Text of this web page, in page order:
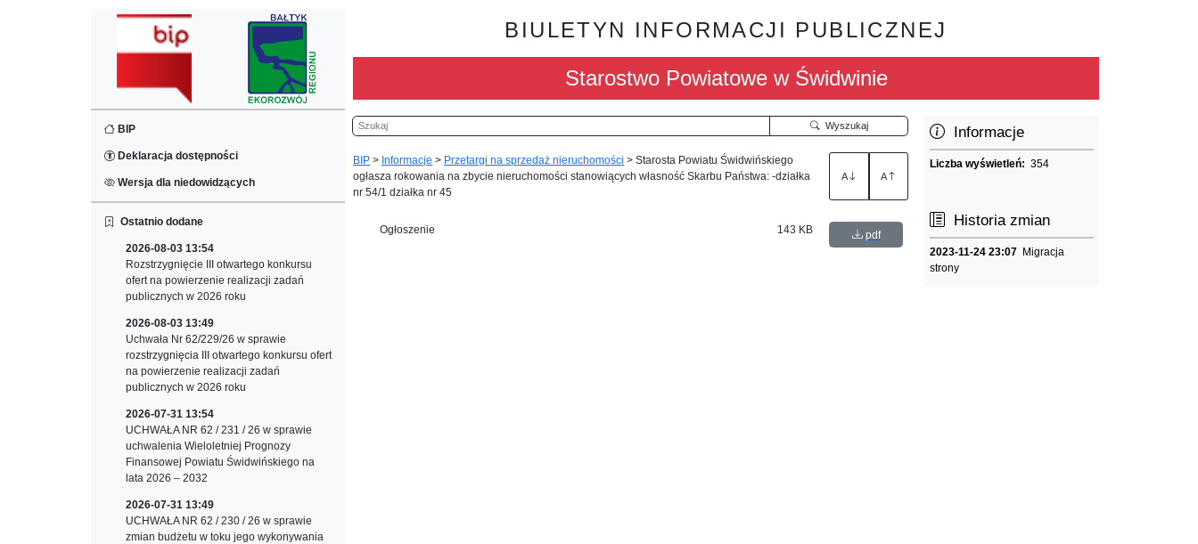
BIP
Deklaracja dostępności
Wersja dla niedowidzących
Ostatnio dodane
2026-08-03 13:54
Rozstrzygnięcie III otwartego konkursu
ofert na powierzenie realizacji zadań
publicznych w 2026 roku
2026-08-03 13:49
Uchwała Nr 62/229/26 w sprawie
rozstrzygnięcia III otwartego konkursu ofert
na powierzenie realizacji zadań
publicznych w 2026 roku
2026-07-31 13:54
UCHWAŁA NR 62 / 231 / 26 w sprawie
uchwalenia Wieloletniej Prognozy
Finansowej Powiatu Świdwińskiego na
lata 2026 – 2032
2026-07-31 13:49
UCHWAŁA NR 62 / 230 / 26 w sprawie
zmian budżetu w toku jego wykonywania
BIULETYN INFORMACJI PUBLICZNEJ
Starostwo Powiatowe w Świdwinie
Szukaj Wyszukaj
BIP > Informacje > Przetargi na sprzedaż nieruchomości > Starosta Powiatu Świdwińskiego
ogłasza rokowania na zbycie nieruchomości stanowiących własność Skarbu Państwa: -działka
nr 54/1 działka nr 45
A A
Ogłoszenie 143 KB pdf
Informacje
Liczba wyświetleń:354
Historia zmian
2023-11-24 23:07 Migracja
strony